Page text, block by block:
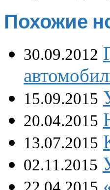
Похожие
30.09.2012
15.09.2015
20.04.2015
13.07.2015
02.11.2015